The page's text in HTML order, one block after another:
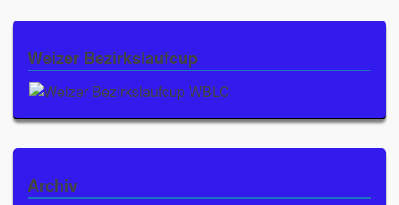
Weizer Bezirkslaufcup
Archiv